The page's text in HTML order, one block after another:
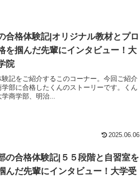
合格体験記|オリジナル教材とプロ
を掴んだ先輩にインタビュー！大
院
記をご紹介するこのコーナー。今回ご紹介
部に合格したくんのストーリーです。くん
商学部、明治...
2025.06.06
の合格体験記|５５段階と自習室を
んだ先輩にインタビュー！大学受